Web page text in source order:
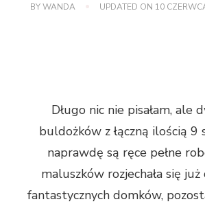
BYWANDA UPDATED ON 10
Długo nic nie pisałam, ale
buldożków z łączną ilością 9
naprawdę są ręce pełne
maluszków rozjechała się
fantastycznych domków,